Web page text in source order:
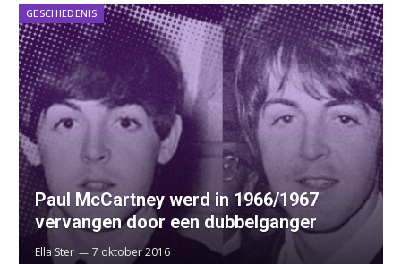
GESCHIEDENIS
Paul McCartney werd in 1966/1967
vervangen door een dubbelganger
Ella Ster 7 oktober 2016